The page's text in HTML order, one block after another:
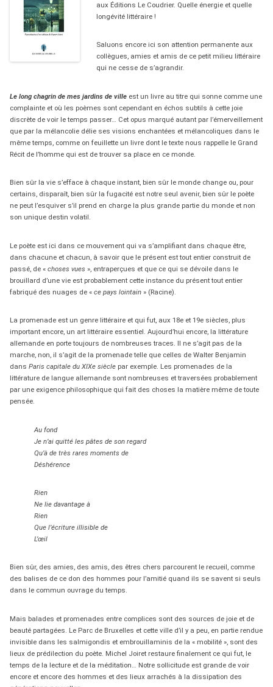
aux Éditions Le Coudrier. Quelle énergie et quelle
longévité littéraire !
Saluons encore ici son attention permanente aux
collègues, amies et amis de ce petit milieu littéraire
qui ne cesse de s’agrandir.
Le long chagrin de mes jardins de ville est un livre au titre qui sonne comme une
complainte et où les poèmes sont cependant en échos subtils à cette joie
discrète de voir le temps passer… Cet opus marqué autant par l’émerveillement
que par la mélancolie délie ses visions enchantées et mélancoliques dans le
même temps, comme on feuillette un livre dont le texte nous rappelle le Grand
Récit de l’homme qui est de trouver sa place en ce monde.
Bien sûr la vie s’efface à chaque instant, bien sûr le monde change ou, pour
certains, disparaît, bien sûr la fugacité est notre seul avenir, bien sûr le poète
ne peut l’esquiver s’il prend en charge la plus grande partie du monde et non
son unique destin volatil.
Le poète est ici dans ce mouvement qui va s’amplifiant dans chaque être,
dans chacune et chacun, à savoir que le présent est tout entier construit de
passé, de « choses vues », entraperçues et que ce qui se dévoile dans le
brouillard d’une vie est probablement cette instance du présent tout entier
fabriqué des nuages de « ce pays lointain » (Racine).
La promenade est un genre littéraire et qui fut, aux 18e et 19e siècles, plus
important encore, un art littéraire essentiel. Aujourd’hui encore, la littérature
allemande en porte toujours de nombreuses traces. Il ne s’agit pas de la
marche, non, il s’agit de la promenade telle que celles de Walter Benjamin
dans Paris capitale du XIXe siècle par exemple. Les promenades de la
littérature de langue allemande sont nombreuses et traversées probablement
par une exigence philosophique qui fait des choses la matière même de toute
pensée.
Au fond
Je n’ai quitté les pâtes de son regard
Qu’à de très rares moments de
Déshérence
Rien
Ne lie davantage à
Rien
Que l’écriture illisible de
L’œil
Bien sûr, des amies, des amis, des êtres chers parcourent le recueil, comme
des balises de ce don des hommes pour l’amitié quand ils se savent si seuls
dans le commun ouvrage du temps.
Mais balades et promenades entre complices sont des sources de joie et de
beauté partagées. Le Parc de Bruxelles et cette ville d’il y a peu, en partie rendue
invisible dans les salmigondis et embrouillaminis de la « mobilité », sont des
lieux de prédilection du poète. Michel Joiret restaure finalement ce qui fut, le
temps de la lecture et de la méditation… Notre sollicitude est grande de voir
encore et encore des hommes et des lieux arrachés à la dissipation des